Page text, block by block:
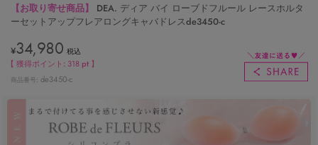
【お取り寄せ商品】
DEA. ディア バイ ローブドフルール レースホルタ
ーセットアップフレアロングキャバドレスde3450-c
¥34,980 税込
【 獲得ポイント: 318 pt 】
商品番号 de3450-c